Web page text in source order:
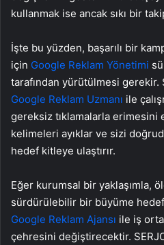
kullanmak ise ancak sıkı bir
İşte bu yüzden, başarılı bir
için Google Reklam Yönetimi
tarafından yürütülmesi
Google Reklam Uzmanı ile
gereksiz tıklamalarla erimesini
kelimeleri ayıklar ve sizi
hedef kitleye ulaştırır.
Eğer kurumsal bir yaklaşımla,
sürdürülebilir bir büyüme
Google Reklam Ajansı ile iş
çehresini değiştirecektir.